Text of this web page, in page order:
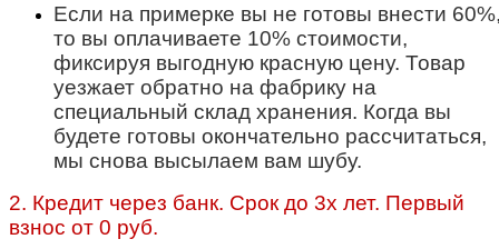
Если на примерке вы не готовы внести
то вы оплачиваете 10% стоимости,
фиксируя выгодную красную цену. Товар
уезжает обратно на фабрику на
специальный склад хранения. Когда вы
будете готовы окончательно рассчитаться,
мы снова высылаем вам шубу.
2. Кредит через банк. Срок до 3х лет. Первый
взнос от 0 руб.